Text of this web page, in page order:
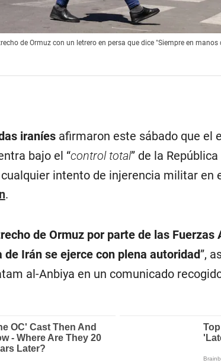
de Ormuz con un letrero en persa que dice "Siempre en manos
iraníesafirmaron este sábado que el
bajo el “control total” de la
intento de injerencia militar en
.
de Ormuz por parte de las Fuerzas
de Irán se ejerce con plena autoridad”,
al-Anbiya en un comunicado